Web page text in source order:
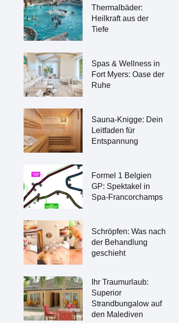
Thermalbäder:
Heilkraft aus der
Tiefe
Spas & Wellness in
Fort Myers: Oase der
Ruhe
Sauna-Knigge: Dein
Leitfaden für
Entspannung
Formel 1 Belgien
GP: Spektakel in
Spa-Francorchamps
Schröpfen: Was nach
der Behandlung
geschieht
Ihr Traumurlaub:
Superior
Strandbungalow auf
den Malediven